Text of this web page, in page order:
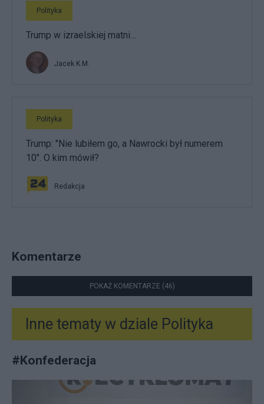
Polityka
Trump w izraelskiej matni…
Jacek K.M.
Polityka
Trump: "Nie lubiłem go, a Nawrocki był numerem
10". O kim mówił?
Redakcja
Komentarze
POKAŻ KOMENTARZE (46)
Inne tematy w dziale Polityka
#Konfederacja